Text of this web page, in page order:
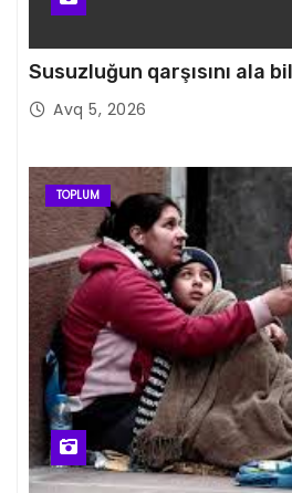
Susuzluğun qarşısını ala
Avq 5, 2026
TOPLUM